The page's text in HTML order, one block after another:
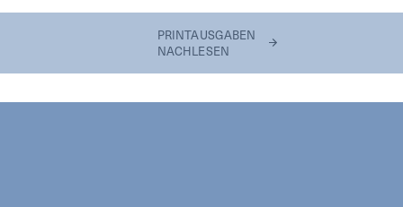
PRINTAUSGABEN
NACHLESEN